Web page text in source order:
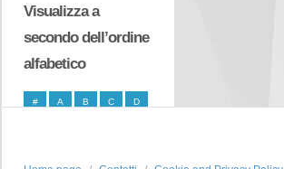
Visualizza a
secondo dell’ordine
alfabetico
# A B C D